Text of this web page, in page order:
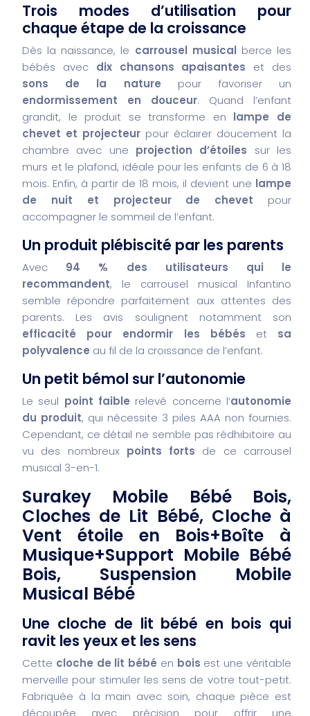
Trois modes d’utilisation pour
chaque étape de la croissance
Dès la naissance, le carrousel musical berce les
bébés avec dix chansons apaisantes et des
sons de la nature pour favoriser un
endormissement en douceur. Quand l’enfant
grandit, le produit se transforme en lampe de
chevet et projecteur pour éclairer doucement la
chambre avec une projection d’étoiles sur les
murs et le plafond, idéale pour les enfants de 6 à 18
mois. Enfin, à partir de 18 mois, il devient une lampe
de nuit et projecteur de chevet pour
accompagner le sommeil de l’enfant.
Un produit plébiscité par les parents
Avec 94 % des utilisateurs qui le
recommandent, le carrousel musical Infantino
semble répondre parfaitement aux attentes des
parents. Les avis soulignent notamment son
efficacité pour endormir les bébés et sa
polyvalence au fil de la croissance de l’enfant.
Un petit bémol sur l’autonomie
Le seul point faible relevé concerne l’autonomie
du produit, qui nécessite 3 piles AAA non fournies.
Cependant, ce détail ne semble pas rédhibitoire au
vu des nombreux points forts de ce carrousel
musical 3-en-1.
Surakey Mobile Bébé Bois,
Cloches de Lit Bébé, Cloche à
Vent étoile en Bois+Boîte à
Musique+Support Mobile Bébé
Bois, Suspension Mobile
Musical Bébé
Une cloche de lit bébé en bois qui
ravit les yeux et les sens
Cette cloche de lit bébé en bois est une véritable
merveille pour stimuler les sens de votre tout-petit.
Fabriquée à la main avec soin, chaque pièce est
découpée avec précision pour offrir une